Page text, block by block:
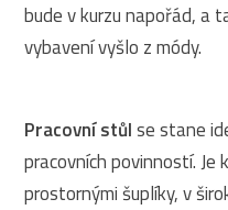
bude v kurzu napořád, a
vybavení vyšlo z módy.
Pracovní stůlse stane
pracovních povinností. Je
prostornými šuplíky, v